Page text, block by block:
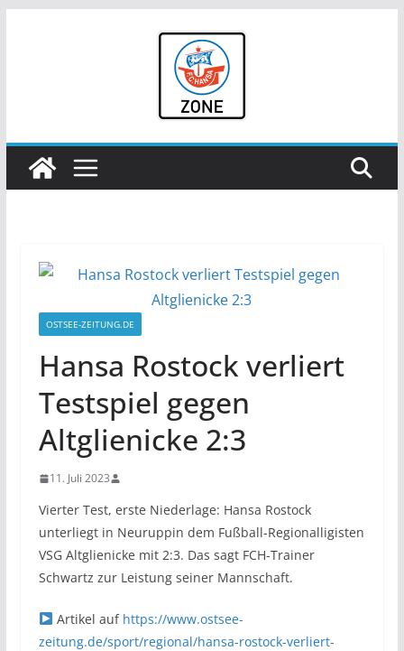
OSTSEE-ZEITUNG.DE
Hansa Rostock verliert
Testspiel gegen
Altglienicke 2:3
11. Juli 2023
Vierter Test, erste Niederlage: Hansa Rostock
unterliegt in Neuruppin dem Fußball-Regionalligisten
VSG Altglienicke mit 2:3. Das sagt FCH-Trainer
Schwartz zur Leistung seiner Mannschaft.
Artikel auf https://www.ostsee-
zeitung.de/sport/regional/hansa-rostock-verliert-